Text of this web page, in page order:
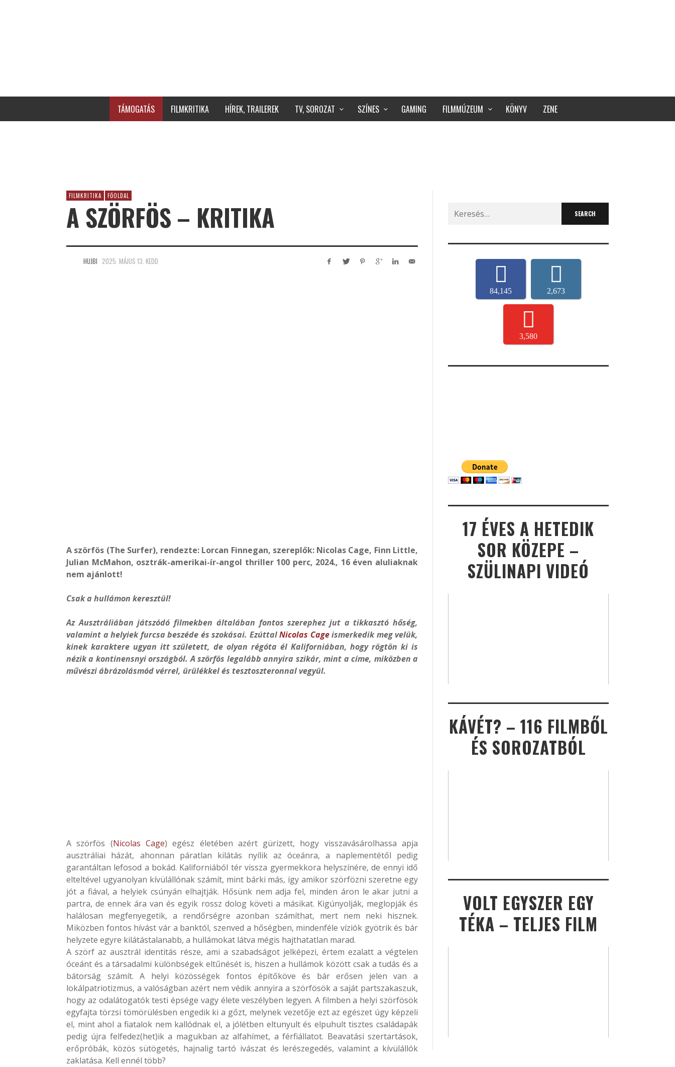
TÁMOGATÁS FILMKRITIKA HÍREK, TRAILEREK TV, SOROZAT SZÍNES GAMING FILMMÚZEUM KÖNYV ZENE
FILMKRITIKA FŐOLDAL
A SZÖRFÖS – KRITIKA
HUJBI 2025. MÁJUS 13. KEDD
A szörfös (The Surfer), rendezte: Lorcan Finnegan, szereplők: Nicolas Cage, Finn Little,
Julian McMahon, osztrák-amerikai-ír-angol thriller 100 perc, 2024., 16 éven aluliaknak
nem ajánlott!
Csak a hullámon keresztül!
Az Ausztráliában játszódó filmekben általában fontos szerephez jut a tikkasztó hőség,
valamint a helyiek furcsa beszéde és szokásai. EzúttalNicolas Cageismerkedik meg velük,
kinek karaktere ugyan itt született, de olyan régóta él Kaliforniában, hogy rögtön ki is
nézik a kontinensnyi országból. A szörfös legalább annyira szikár, mint a címe, miközben a
művészi ábrázolásmód vérrel, ürülékkel és tesztoszteronnal vegyül.
A szörfös (Nicolas Cage) egész életében azért gürizett, hogy visszavásárolhassa apja
ausztráliai házát, ahonnan páratlan kilátás nyílik az óceánra, a naplementétől pedig
garantáltan lefosod a bokád. Kaliforniából tér vissza gyermekkora helyszínére, de ennyi idő
elteltével ugyanolyan kívülállónak számít, mint bárki más, így amikor szörfözni szeretne egy
jót a fiával, a helyiek csúnyán elhajtják. Hősünk nem adja fel, minden áron le akar jutni a
partra, de ennek ára van és egyik rossz dolog követi a másikat. Kigúnyolják, meglopják és
halálosan megfenyegetik, a rendőrségre azonban számíthat, mert nem neki hisznek.
Miközben fontos hívást vár a banktól, szenved a hőségben, mindenféle víziók gyötrik és bár
helyzete egyre kilátástalanabb, a hullámokat látva mégis hajthatatlan marad.
A szörf az ausztrál identitás része, ami a szabadságot jelképezi, értem ezalatt a végtelen
óceánt és a társadalmi különbségek eltűnését is, hiszen a hullámok között csak a tudás és a
bátorság számít. A helyi közösségek fontos építőköve és bár erősen jelen van a
lokálpatriotizmus, a valóságban azért nem védik annyira a szörfösök a saját partszakaszuk,
hogy az odalátogatók testi épsége vagy élete veszélyben legyen. A filmben a helyi szörfösök
egyfajta törzsi tömörülésben engedik ki a gőzt, melynek vezetője ezt az egészet úgy képzeli
el, mint ahol a fiatalok nem kallódnak el, a jólétben eltunyult és elpuhult tisztes családapák
pedig újra felfedez(het)ik a magukban az alfahímet, a férfiállatot. Beavatási szertartások,
erőpróbák, közös sütögetés, hajnalig tartó ivászat és lerészegedés, valamint a kívülállók
zaklatása. Kell ennél több?
Search
for:
84,145 2,673
3,580
17 ÉVES A HETEDIK
SOR KÖZEPE –
SZÜLINAPI VIDEÓ
KÁVÉT? – 116 FILMBŐL
ÉS SOROZATBÓL
VOLT EGYSZER EGY
TÉKA – TELJES FILM